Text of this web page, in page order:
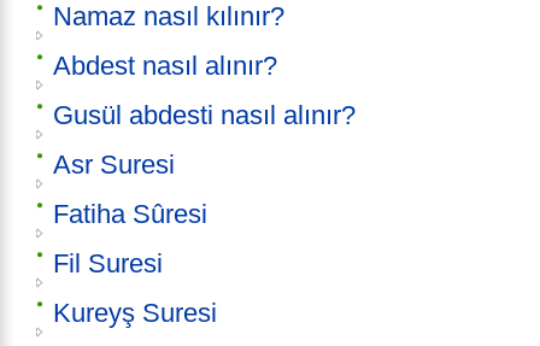
Namaz nasıl kılınır?
Abdest nasıl alınır?
Gusül abdesti nasıl alınır?
Asr Suresi
Fatiha Sûresi
Fil Suresi
Kureyş Suresi